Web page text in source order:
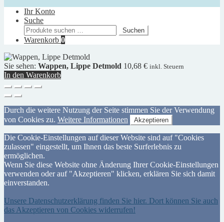
Ihr Konto
Suche
Suchen
nach:
Suchen
Warenkorb 0
Sie sehen: Wappen, Lippe Detmold 10,68 € inkl. Steuern
In den Warenkorb
Durch die weitere Nutzung der Seite stimmen Sie der Verwendung
von Cookies zu. Weitere Informationen Akzeptieren
Die Cookie-Einstellungen auf dieser Website sind auf "Cookies
zulassen" eingestellt, um Ihnen das beste Surferlebnis zu
ermöglichen.
Wenn Sie diese Website ohne Änderung Ihrer Cookie-Einstellungen
verwenden oder auf "Akzeptieren" klicken, erklären Sie sich damit
einverstanden.
Unsere Datenschutzerklärung finden Sie hier. Dort können Sie auch
das Akzeptieren von Cookies widerrufen!